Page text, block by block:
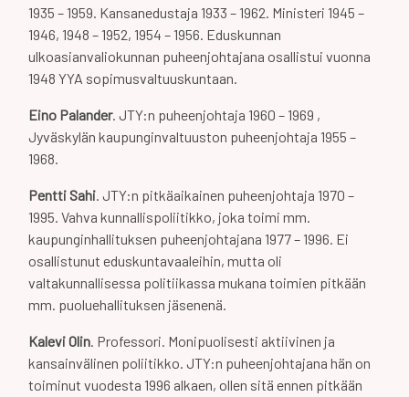
1935 – 1959. Kansanedustaja 1933 – 1962. Ministeri 1945 –
1946, 1948 – 1952, 1954 – 1956. Eduskunnan
ulkoasianvaliokunnan puheenjohtajana osallistui vuonna
1948 YYA sopimusvaltuuskuntaan.
Eino Palander. JTY:n puheenjohtaja 1960 – 1969 ,
Jyväskylän kaupunginvaltuuston puheenjohtaja 1955 –
1968.
Pentti Sahi. JTY:n pitkäaikainen puheenjohtaja 1970 –
1995. Vahva kunnallispoliitikko, joka toimi mm.
kaupunginhallituksen puheenjohtajana 1977 – 1996. Ei
osallistunut eduskuntavaaleihin, mutta oli
valtakunnallisessa politiikassa mukana toimien pitkään
mm. puoluehallituksen jäsenenä.
Kalevi Olin. Professori. Monipuolisesti aktiivinen ja
kansainvälinen poliitikko. JTY:n puheenjohtajana hän on
toiminut vuodesta 1996 alkaen, ollen sitä ennen pitkään